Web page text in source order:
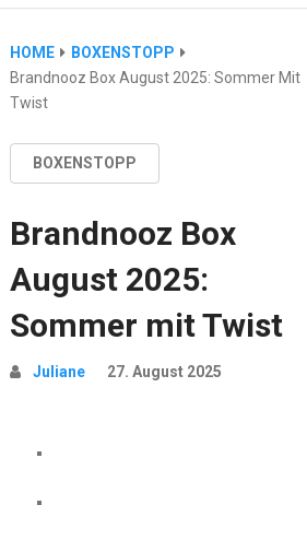
HOME
BOXENSTOPP
Brandnooz Box August 2025: Sommer Mit
Twist
BOXENSTOPP
Brandnooz Box
August 2025:
Sommer mit Twist
Juliane 27. August 2025